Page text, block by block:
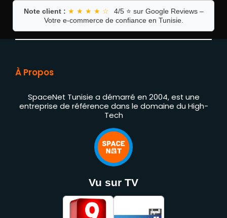
Note client : ★ ★ ★ ★ ☆
4/5 ⭐ sur Google Reviews –
Votre e-commerce de confiance en Tunisie.
À Propos
SpaceNet Tunisie a démarré en 2004, est une
entreprise de référence dans le domaine du High-
Tech
Vu sur TV